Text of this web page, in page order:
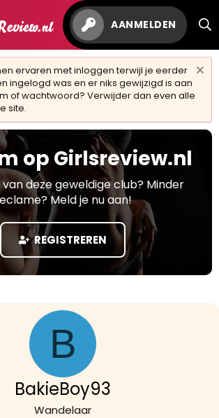
AANMELDEN
ervaren met inloggen terwijl je eerder
ingelogd was en er niks gewijzigd is aan
of wachtwoord? Verwijder dan even alle
site.
op Girlsreview.nl
van deze geweldige club? Minder
Meld je nu aan!
REGISTREREN
B
BakieBoy93
Wandelaar